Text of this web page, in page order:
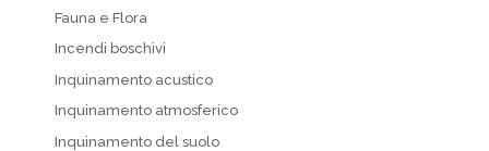
Fauna e Flora
Incendi boschivi
Inquinamento acustico
Inquinamento atmosferico
Inquinamento del suolo